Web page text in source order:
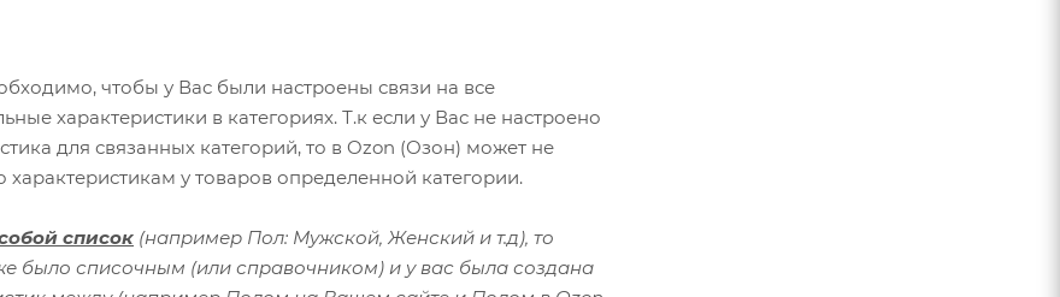
чтобы у Вас были настроены связи на все
характеристики в категориях. Т.к если у Вас не настроено
для связанных категорий, то в Ozon (Озон) может не
у товаров определенной категории.
список (например Пол: Мужской, Женский и т.д), то
было списочным (или справочником) и у вас была создана